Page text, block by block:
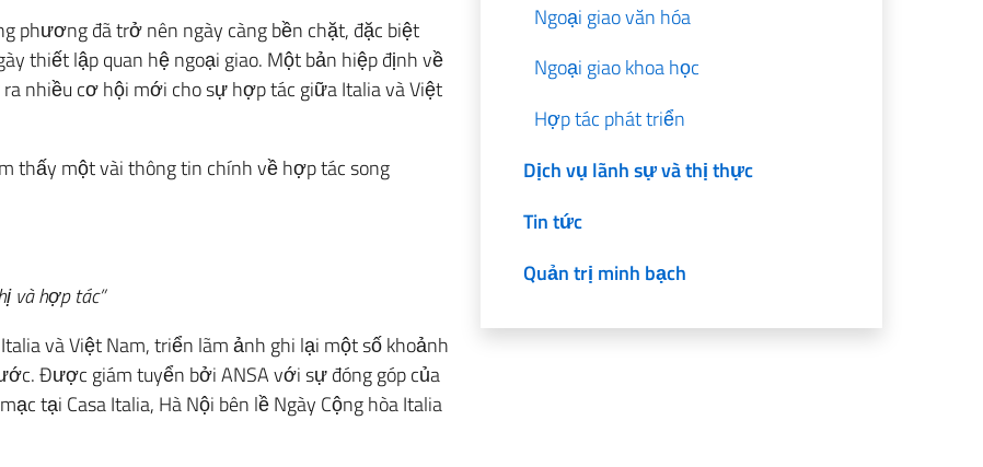
phương đã trở nên ngày càng bền chặt, đặc biệt
thiết lập quan hệ ngoại giao. Một bản hiệp định về
nhiều cơ hội mới cho sự hợp tác giữa Italia và Việt
thấy một vài thông tin chính về hợp tác song
và hợp tác”
và Việt Nam, triển lãm ảnh ghi lại một số khoảnh
Được giám tuyển bởi ANSA với sự đóng góp của
tại Casa Italia, Hà Nội bên lề Ngày Cộng hòa Italia
Ngoại giao văn hóa
Ngoại giao khoa học
Hợp tác phát triển
Dịch vụ lãnh sự và thị thực
Tin tức
Quản trị minh bạch